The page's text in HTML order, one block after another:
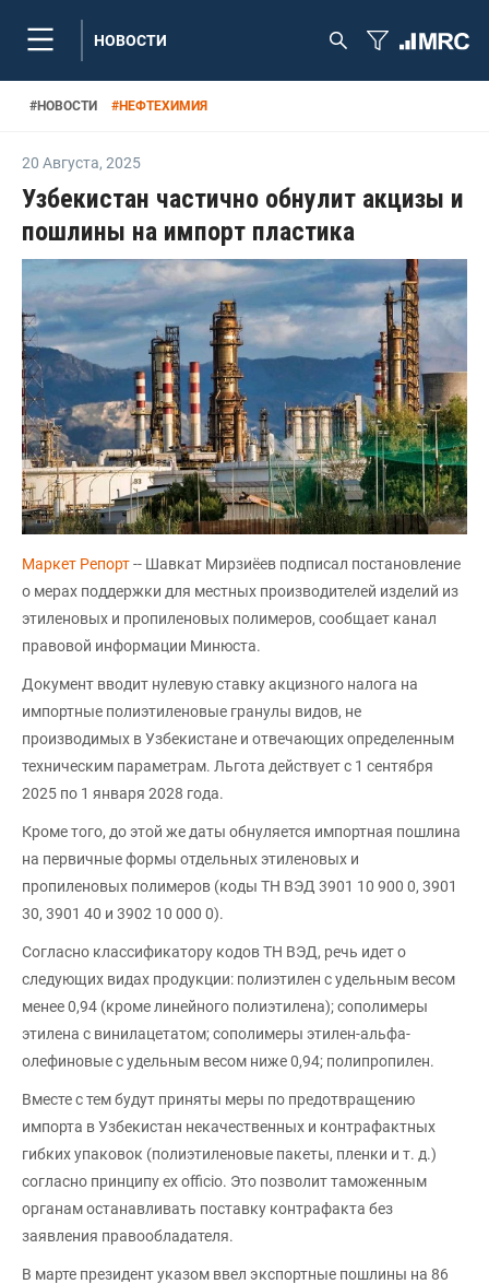
НОВОСТИ
#НОВОСТИ #НЕФТЕХИМИЯ
20 Августа, 2025
Узбекистан частично обнулит акцизы и
пошлины на импорт пластика
Маркет Репорт-- Шавкат Мирзиёев подписал постановление
о мерах поддержки для местных производителей изделий из
этиленовых и пропиленовых полимеров, сообщает канал
правовой информации Минюста.
Документ вводит нулевую ставку акцизного налога на
импортные полиэтиленовые гранулы видов, не
производимых в Узбекистане и отвечающих определенным
техническим параметрам. Льгота действует с 1 сентября
2025 по 1 января 2028 года.
Кроме того, до этой же даты обнуляется импортная пошлина
на первичные формы отдельных этиленовых и
пропиленовых полимеров (коды ТН ВЭД 3901 10 900 0, 3901
30, 3901 40 и 3902 10 000 0).
Согласно классификатору кодов ТН ВЭД, речь идет о
следующих видах продукции: полиэтилен с удельным весом
менее 0,94 (кроме линейного полиэтилена); сополимеры
этилена с винилацетатом; сополимеры этилен-альфа-
олефиновые с удельным весом ниже 0,94; полипропилен.
Вместе с тем будут приняты меры по предотвращению
импорта в Узбекистан некачественных и контрафактных
гибких упаковок (полиэтиленовые пакеты, пленки и т. д.)
согласно принципу ex officio. Это позволит таможенным
органам останавливать поставку контрафакта без
заявления правообладателя.
В марте президент указом ввел экспортные пошлины на 86